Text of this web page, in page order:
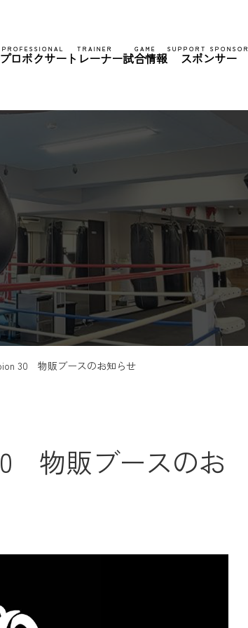
PROFESSIONAL
プロボクサー
TRAINER
トレーナー
GAME
試合情報
SUPPORT SPONSOR
スポンサー
30 物販ブースのお知らせ
物販ブースのお